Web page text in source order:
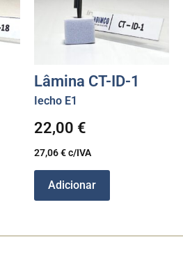
Lâmina CT-ID-1
Iecho E1
22,00 €
27,06€c/IVA
Adicionar